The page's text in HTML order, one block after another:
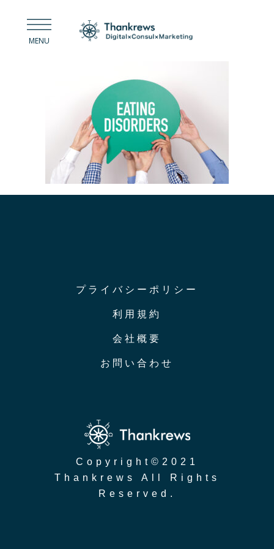
プライバシーポリシー
利用規約
会社概要
お問い合わせ
Copyright ©︎2021
Thankrews All Rights
Reserved.